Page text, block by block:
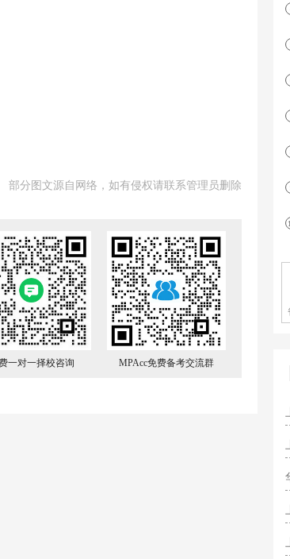
部分图文源自网络，如有侵权请联系管理员删除
一对一择校咨询 MPAcc免费备考交流群